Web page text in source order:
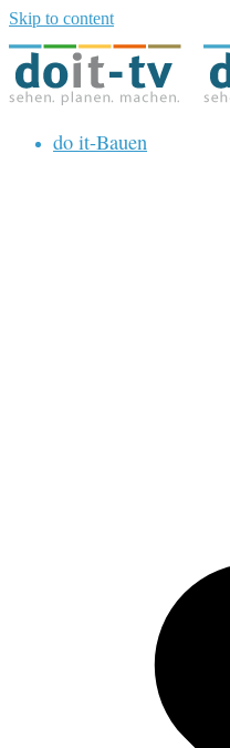
Skip to content
do it-Bauen